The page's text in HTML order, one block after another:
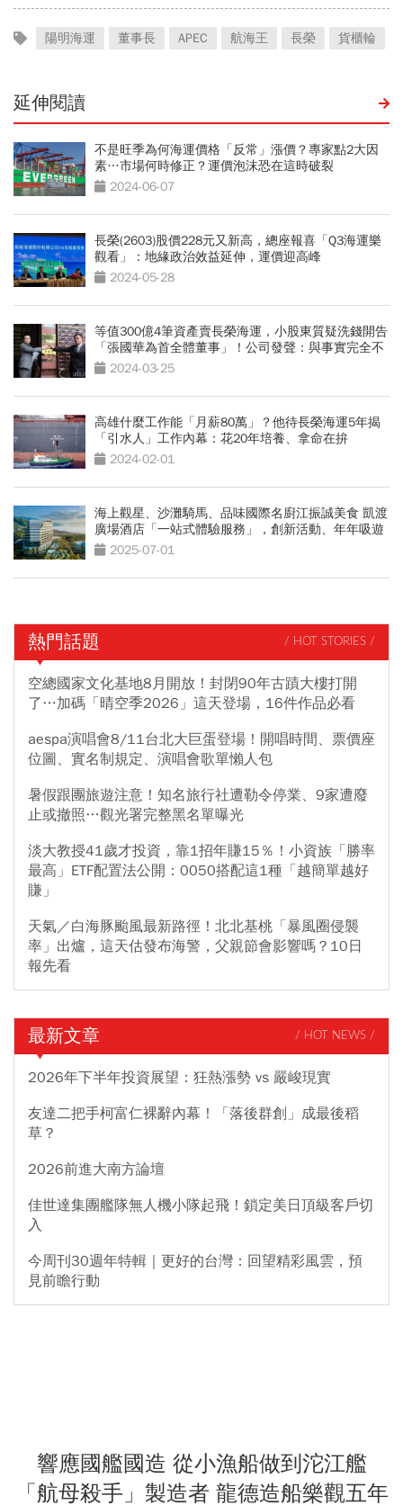
陽明海運 董事長 APEC 航海王 長榮 貨櫃輪
延伸閱讀
不是旺季為何海運價格「反常」漲價？專家點2大因
素…市場何時修正？運價泡沫恐在這時破裂
2024-06-07
長榮(2603)股價228元又新高，總座報喜「Q3海運樂
觀看」：地緣政治效益延伸，運價迎高峰
2024-05-28
等值300億4筆資產賣長榮海運，小股東質疑洗錢開告
「張國華為首全體董事」！公司發聲：與事實完全不
符 2024-03-25
高雄什麼工作能「月薪80萬」？他待長榮海運5年揭
「引水人」工作內幕：花20年培養、拿命在拚
2024-02-01
海上觀星、沙灘騎馬、品味國際名廚江振誠美食 凱渡
廣場酒店「一站式體驗服務」，創新活動、年年吸遊
客報到
2025-07-01
熱門話題 / HOT STORIES /
空總國家文化基地8月開放！封閉90年古蹟大樓打開
了…加碼「晴空季2026」這天登場，16件作品必看
aespa演唱會8/11台北大巨蛋登場！開唱時間、票價座
位圖、實名制規定、演唱會歌單懶人包
暑假跟團旅遊注意！知名旅行社遭勒令停業、9家遭廢
止或撤照…觀光署完整黑名單曝光
淡大教授41歲才投資，靠1招年賺15％！小資族「勝率
最高」ETF配置法公開：0050搭配這1種「越簡單越好
賺」
天氣／白海豚颱風最新路徑！北北基桃「暴風圈侵襲
率」出爐，這天估發布海警，父親節會影響嗎？10日
報先看
最新文章 / HOT NEWS /
2026年下半年投資展望：狂熱漲勢 vs 嚴峻現實
友達二把手柯富仁裸辭內幕！「落後群創」成最後稻
草？
2026前進大南方論壇
佳世達集團艦隊無人機小隊起飛！鎖定美日頂級客戶切
入
今周刊30週年特輯｜更好的台灣：回望精彩風雲，預
見前瞻行動
響應國艦國造 從小漁船做到沱江艦
「航母殺手」製造者 龍德造船樂觀五年